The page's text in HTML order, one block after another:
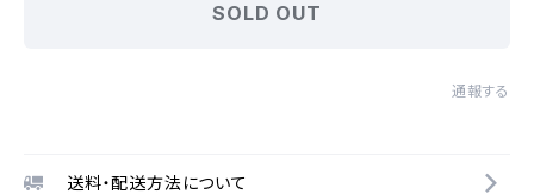
SOLD OUT
通報する
送料・配送方法について